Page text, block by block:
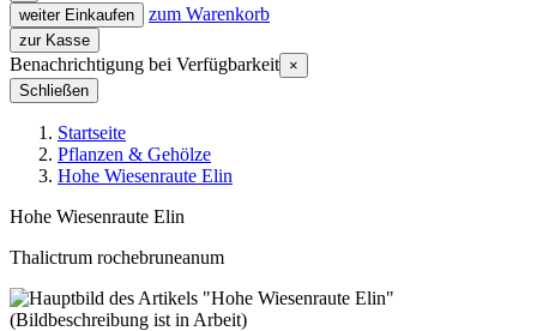
weiter Einkaufen
zum Warenkorb
zur Kasse
Benachrichtigung bei Verfügbarkeit ×
Schließen
Startseite
Pflanzen & Gehölze
Hohe Wiesenraute Elin
Hohe Wiesenraute Elin
Thalictrum rochebruneanum